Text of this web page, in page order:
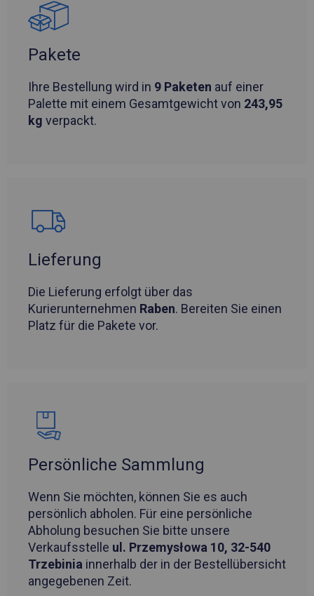
Pakete
Ihre Bestellung wird in 9 Paketen auf einer
Palette mit einem Gesamtgewicht von 243,95
kg verpackt.
Lieferung
Die Lieferung erfolgt über das
Kurierunternehmen Raben. Bereiten Sie einen
Platz für die Pakete vor.
Persönliche Sammlung
Wenn Sie möchten, können Sie es auch
persönlich abholen. Für eine persönliche
Abholung besuchen Sie bitte unsere
Verkaufsstelle ul. Przemysłowa 10, 32-540
Trzebinia innerhalb der in der Bestellübersicht
angegebenen Zeit.